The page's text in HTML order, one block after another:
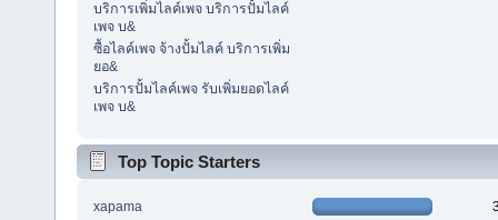
บริการเพิ่มไลค์เพจ บริการปั้มไลค์
เพจ บ&
ซื้อไลค์เพจ จ้างปั้มไลค์ บริการเพิ่ม
ยอ&
บริการปั้มไลค์เพจ รับเพิ่มยอดไลค์
เพจ บ&
Top Topic Starters
xapama